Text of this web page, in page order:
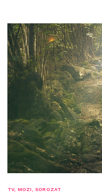
TV, MOZI, SOROZAT